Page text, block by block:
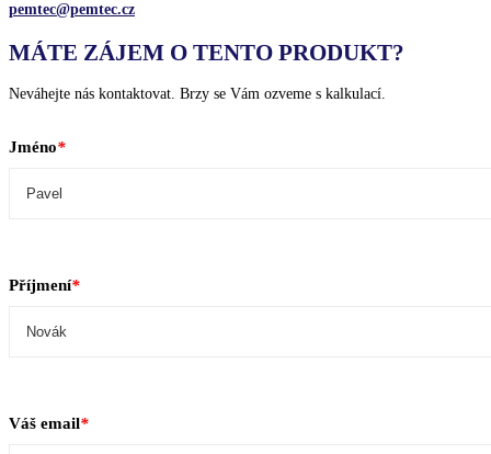
pemtec@pemtec.cz
MÁTE ZÁJEM O TENTO PRODUKT?
Neváhejte nás kontaktovat. Brzy se Vám ozveme s kalkulací.
Jméno*
Příjmení*
Váš email*